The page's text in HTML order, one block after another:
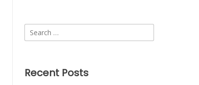
Search
for:
Recent Posts